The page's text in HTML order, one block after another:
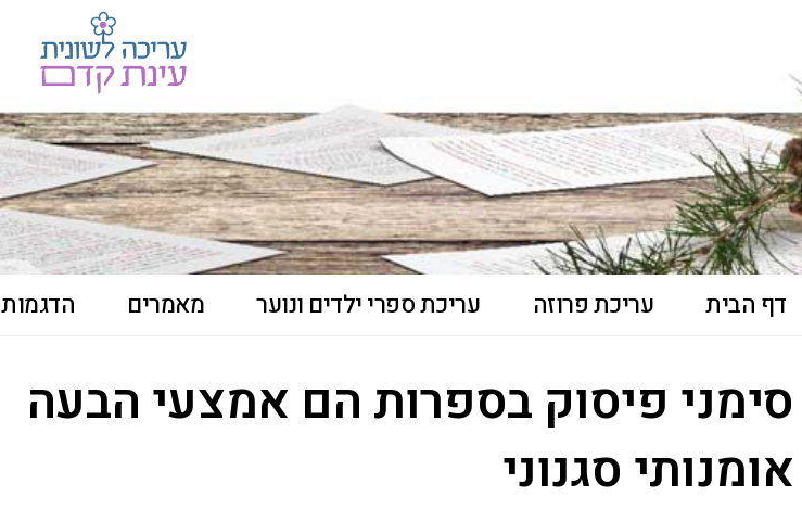
דף הבית עריכת פרוזה עריכת ספרי ילדים ונוער מאמרים הדגמות
סימני פיסוק בספרות הם אמצעי הבעה
אומנותי סגנוני